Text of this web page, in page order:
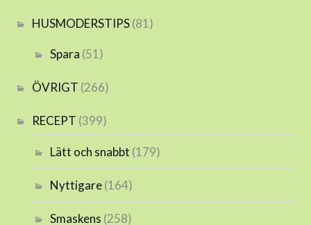
HUSMODERSTIPS(81)
Spara (51)
ÖVRIGT (266)
RECEPT (399)
Lätt och snabbt (179)
Nyttigare(164)
Smaskens (258)